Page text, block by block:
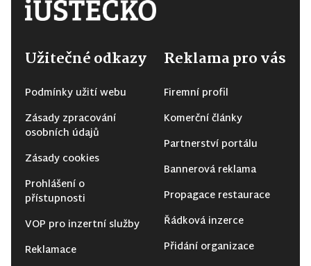
Užitečné odkazy
Podmínky užití webu
Zásady zpracování
osobních údajů
Zásady cookies
Prohlášení o
přístupnosti
VOP pro inzertní služby
Reklamace
Reklama pro vás
Firemní profil
Komerční články
Partnerství portálu
Bannerová reklama
Propagace restaurace
Řádková inzerce
Přidání organizace